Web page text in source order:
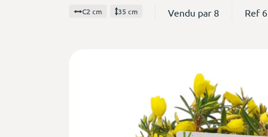
C2 cm 35 cm Vendu par 8 Ref